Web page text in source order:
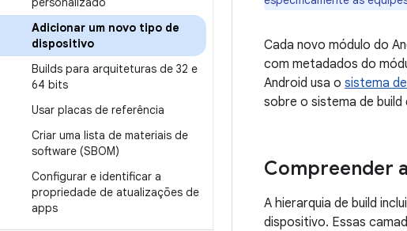
Adicionar um novo tipo de
dispositivo
Builds para arquiteturas de 32 e
64 bits
Usar placas de referência
Criar uma lista de materiais de
software (SBOM)
Configurar e identificar a
propriedade de atualizações de
apps
Cada novo módulo do
com metadados do
Android usa o sistema
sobre o sistema de build
Compreender
A hierarquia de build
dispositivo. Essas